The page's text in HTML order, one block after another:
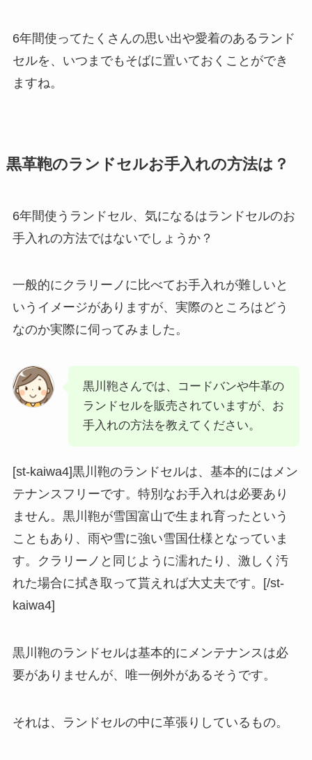
6年間使ってたくさんの思い出や愛着のあるランド
セルを、いつまでもそばに置いておくことができ
ますね。
黒革鞄のランドセルお手入れの方法は？
6年間使うランドセル、気になるはランドセルのお
手入れの方法ではないでしょうか？
一般的にクラリーノに比べてお手入れが難しいと
いうイメージがありますが、実際のところはどう
なのか実際に伺ってみました。
黒川鞄さんでは、コードバンや牛革の
ランドセルを販売されていますが、お
手入れの方法を教えてください。
[st-kaiwa4]黒川鞄のランドセルは、基本的にはメン
テナンスフリーです。特別なお手入れは必要あり
ません。黒川鞄が雪国富山で生まれ育ったという
こともあり、雨や雪に強い雪国仕様となっていま
す。クラリーノと同じように濡れたり、激しく汚
れた場合に拭き取って貰えれば大丈夫です。[/st-
kaiwa4]
黒川鞄のランドセルは基本的にメンテナンスは必
要がありませんが、唯一例外があるそうです。
それは、ランドセルの中に革張りしているもの。